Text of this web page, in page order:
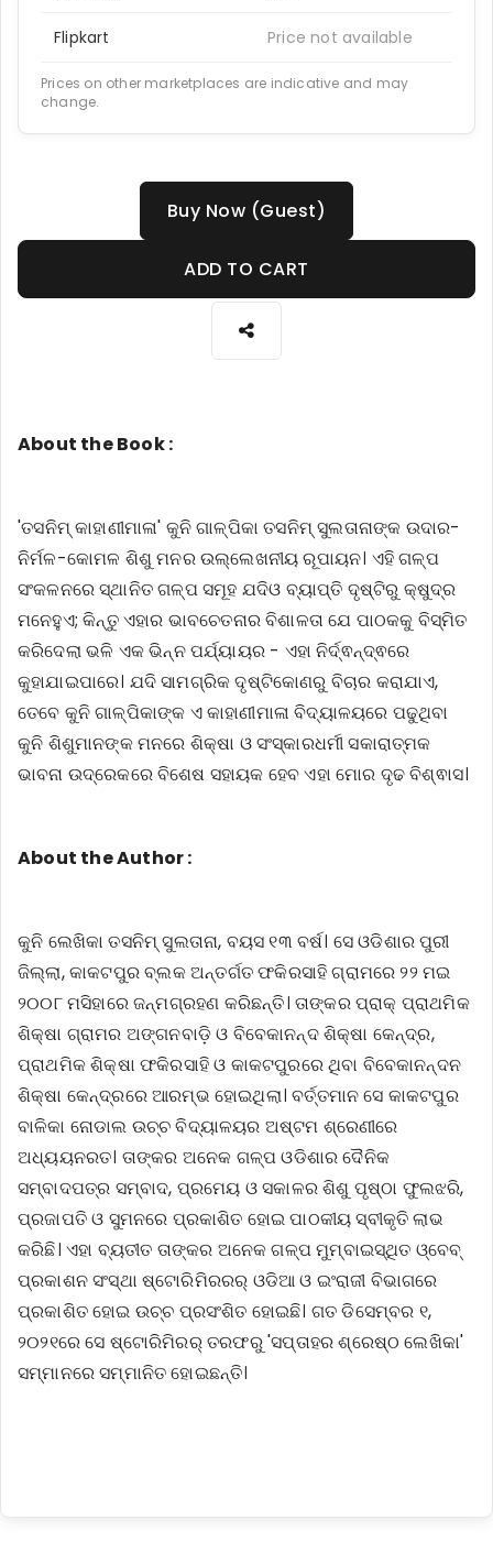
Flipkart Price not available
Prices on other marketplaces are indicative and may
change.
Buy Now (Guest)
ADD TO CART
About the Book :
'ତସନିମ୍ କାହାଣୀମାଳା' କୁନି ଗାଳ୍ପିକା ତସନିମ୍ ସୁଲତାନାଙ୍କ ଉଦାର-
ନିର୍ମଳ-କୋମଳ ଶିଶୁ ମନର ଉଲ୍ଲେଖନୀୟ ରୂପାୟନ। ଏହି ଗଳ୍ପ
ସଂକଳନରେ ସ୍ଥାନିତ ଗଳ୍ପ ସମୂହ ଯଦିଓ ବ୍ୟାପ୍ତି ଦୃଷ୍ଟିରୁ କ୍ଷୁଦ୍ର
ମନେହୁଏ; କିନ୍ତୁ ଏହାର ଭାବଚେତନାର ବିଶାଳତା ଯେ ପାଠକକୁ ବିସ୍ମିତ
କରିଦେଲା ଭଳି ଏକ ଭିନ୍ନ ପର୍ଯ୍ୟାୟର - ଏହା ନିର୍ଦ୍ଵନ୍ଦ୍ଵରେ
କୁହାଯାଇପାରେ। ଯଦି ସାମଗ୍ରିକ ଦୃଷ୍ଟିକୋଣରୁ ବିଚାର କରାଯାଏ,
ତେବେ କୁନି ଗାଳ୍ପିକାଙ୍କ ଏ କାହାଣୀମାଳା ବିଦ୍ୟାଳୟରେ ପଢୁଥିବା
କୁନି ଶିଶୁମାନଙ୍କ ମନରେ ଶିକ୍ଷା ଓ ସଂସ୍କାରଧର୍ମୀ ସକାରାତ୍ମକ
ଭାବନା ଉଦ୍ରେକରେ ବିଶେଷ ସହାୟକ ହେବ ଏହା ମୋର ଦୃଢ ବିଶ୍ଵାସ।
About the Author :
କୁନି ଲେଖିକା ତସନିମ୍ ସୁଲତାନା, ବୟସ ୧୩ ବର୍ଷ। ସେ ଓଡିଶାର ପୁରୀ
ଜିଲ୍ଲା, କାକଟପୁର ବ୍ଲକ ଅନ୍ତର୍ଗତ ଫକିରସାହି ଗ୍ରାମରେ ୨୨ ମଇ
୨୦୦୮ ମସିହାରେ ଜନ୍ମଗ୍ରହଣ କରିଛନ୍ତି। ତାଙ୍କର ପ୍ରାକ୍ ପ୍ରାଥମିକ
ଶିକ୍ଷା ଗ୍ରାମର ଅଙ୍ଗନବାଡ଼ି ଓ ବିବେକାନନ୍ଦ ଶିକ୍ଷା କେନ୍ଦ୍ର,
ପ୍ରାଥମିକ ଶିକ୍ଷା ଫକିରସାହି ଓ କାକଟପୁରରେ ଥିବା ବିବେକାନନ୍ଦନ
ଶିକ୍ଷା କେନ୍ଦ୍ରରେ ଆରମ୍ଭ ହୋଇଥିଲା। ବର୍ତ୍ତମାନ ସେ କାକଟପୁର
ବାଳିକା ନୋଡାଲ ଉଚ୍ଚ ବିଦ୍ୟାଳୟର ଅଷ୍ଟମ ଶ୍ରେଣୀରେ
ଅଧ୍ୟୟନରତ। ତାଙ୍କର ଅନେକ ଗଳ୍ପ ଓଡିଶାର ଦୈନିକ
ସମ୍ବାଦପତ୍ର ସମ୍ବାଦ, ପ୍ରମେୟ ଓ ସକାଳର ଶିଶୁ ପୃଷ୍ଠା ଫୁଲଝରି,
ପ୍ରଜାପତି ଓ ସୁମନରେ ପ୍ରକାଶିତ ହୋଇ ପାଠକୀୟ ସ୍ବୀକୃତି ଲାଭ
କରିଛି। ଏହା ବ୍ୟତୀତ ତାଙ୍କର ଅନେକ ଗଳ୍ପ ମୁମ୍ବାଇସ୍ଥିତ ଓ୍ବେବ୍
ପ୍ରକାଶନ ସଂସ୍ଥା ଷ୍ଟୋରିମିରରର୍ ଓଡିଆ ଓ ଇଂରାଜୀ ବିଭାଗରେ
ପ୍ରକାଶିତ ହୋଇ ଉଚ୍ଚ ପ୍ରସଂଶିତ ହୋଇଛି। ଗତ ଡିସେମ୍ବର ୧,
୨୦୨୧ରେ ସେ ଷ୍ଟୋରିମିରର୍ ତରଫରୁ 'ସପ୍ତାହର ଶ୍ରେଷ୍ଠ ଲେଖିକା'
ସମ୍ମାନରେ ସମ୍ମାନିତ ହୋଇଛନ୍ତି।